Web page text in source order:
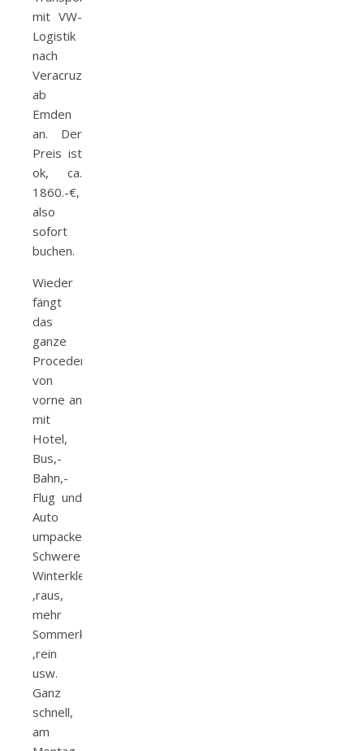
mit VW-
Logistik
nach
Veracruz/Mexiko
ab
Emden
an. Der
Preis ist
ok, ca.
1860.-€,
also
sofort
buchen.
Wieder
fängt
das
ganze
Procedere
von
vorne an
mit
Hotel,
Bus,-
Bahn,-
Flug und
Auto
umpacken!
Schwere
Winterkleidung
‚raus,
mehr
Sommerkleidung
‚rein
usw.
Ganz
schnell,
am